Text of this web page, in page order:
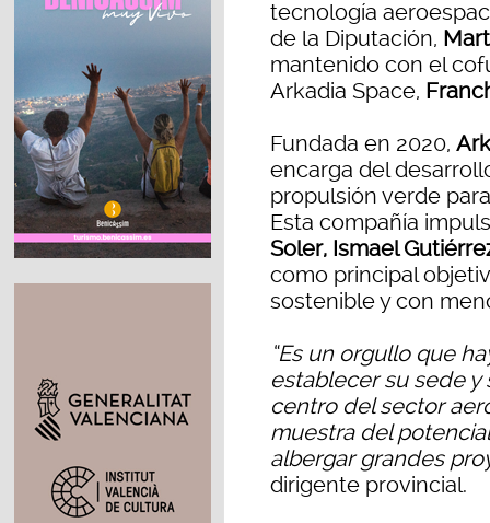
tecnología
de la Diputación,
mantenido con el
Arkadia Space,
Fundada en 2020,
encarga del
propulsión verde
Esta compañía
Soler, Ismael
como principal
sostenible y con
“Es un orgullo que
establecer su sede y
centro del sector
muestra del
albergar grandes
dirigente provincial.